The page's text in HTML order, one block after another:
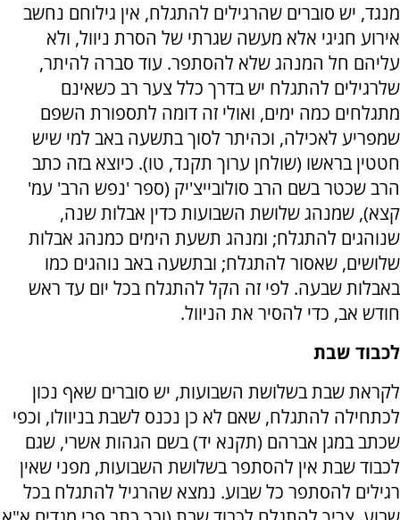
מנגד, יש סוברים שהרגילים להתגלח, אין גילוחם נחשב
אירוע חגיגי אלא מעשה שגרתי של הסרת ניוול, ולא
עליהם חל המנהג שלא להסתפר. עוד סברה להיתר,
שלרגילים להתגלח יש בדרך כלל צער רב כשאינם
מתגלחים כמה ימים, ואולי זה דומה לתספורת השפם
שמפריע לאכילה, וכהיתר לסוך בתשעה באב למי שיש
חטטין בראשו (שולחן ערוך תקנד, טו). כיוצא בזה כתב
הרב שכטר בשם הרב סולובייצ'יק (ספר 'נפש הרב' עמ'
קצא), שמנהג שלושת השבועות כדין אבלות שנה,
שנוהגים להתגלח; ומנהג תשעת הימים כמנהג אבלות
שלושים, שאסור להתגלח; ובתשעה באב נוהגים כמו
באבלות שבעה. לפי זה הקל להתגלח בכל יום עד ראש
חודש אב, כדי להסיר את הניוול.
לכבוד שבת
לקראת שבת בשלושת השבועות, יש סוברים שאף נכון
לכתחילה להתגלח, שאם לא כן נכנס לשבת בניוולו, וכפי
שכתב במגן אברהם (תקנא יד) בשם הגהות אשרי, שגם
לכבוד שבת אין להסתפר בשלושת השבועות, מפני שאין
רגילים להסתפר כל שבוע. נמצא שהרגיל להתגלח בכל